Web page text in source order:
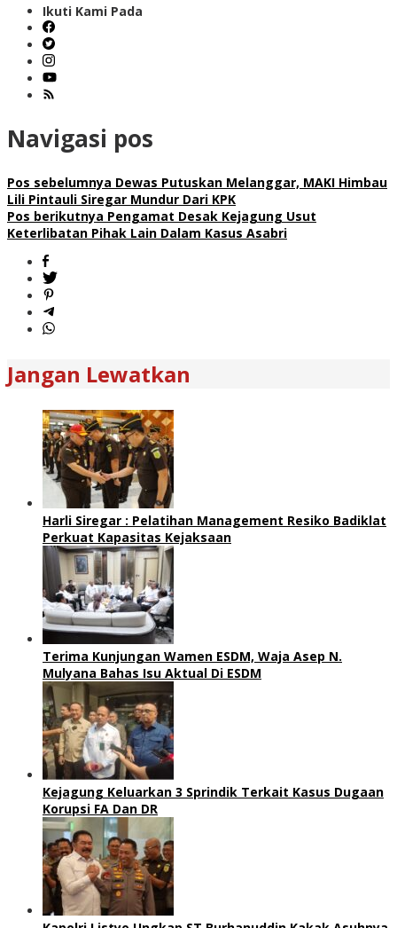
Ikuti Kami Pada
Navigasi pos
Pos sebelumnya Dewas Putuskan Melanggar, MAKI Himbau
Lili Pintauli Siregar Mundur Dari KPK
Pos berikutnya Pengamat Desak Kejagung Usut
Keterlibatan Pihak Lain Dalam Kasus Asabri
Jangan Lewatkan
Harli Siregar : Pelatihan Management Resiko Badiklat
Perkuat Kapasitas Kejaksaan
Terima Kunjungan Wamen ESDM, Waja Asep N.
Mulyana Bahas Isu Aktual Di ESDM
Kejagung Keluarkan 3 Sprindik Terkait Kasus Dugaan
Korupsi FA Dan DR